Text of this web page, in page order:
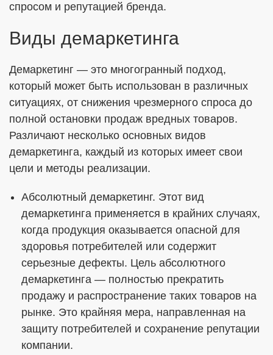
спросом и репутацией бренда.
Виды демаркетинга
Демаркетинг — это многогранный подход,
который может быть использован в различных
ситуациях, от снижения чрезмерного спроса до
полной остановки продаж вредных товаров.
Различают несколько основных видов
демаркетинга, каждый из которых имеет свои
цели и методы реализации.
Абсолютный демаркетинг. Этот вид
демаркетинга применяется в крайних случаях,
когда продукция оказывается опасной для
здоровья потребителей или содержит
серьезные дефекты. Цель абсолютного
демаркетинга — полностью прекратить
продажу и распространение таких товаров на
рынке. Это крайняя мера, направленная на
защиту потребителей и сохранение репутации
компании.